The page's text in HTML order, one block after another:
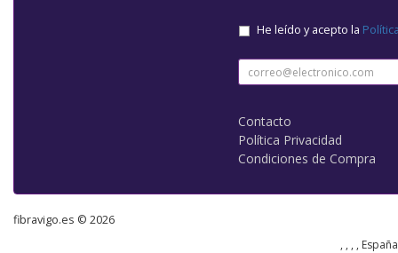
He leído y acepto la
Contacto
Política Privacidad
Condiciones de Compra
fibravigo.es © 2026
, , , ,